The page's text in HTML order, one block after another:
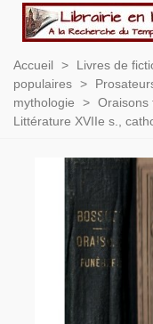
Accueil >
Livres de
populaires >
mythologie
> Oraisons
Littérature XVIIe s.,